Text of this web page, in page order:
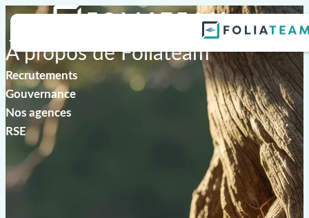
À propos de Foliateam
Recrutements
Gouvernance
Nos agences
RSE